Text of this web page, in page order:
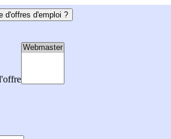
d'offres d'emploi ?